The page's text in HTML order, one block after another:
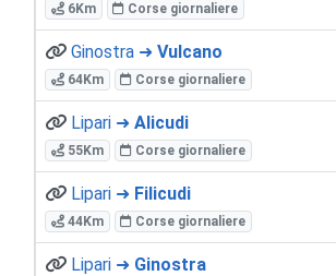
6Km Corse giornaliere
Ginostra ➜ Vulcano
64Km Corse giornaliere
Lipari ➜ Alicudi
55Km Corse giornaliere
Lipari ➜ Filicudi
44Km Corse giornaliere
Lipari ➜ Ginostra